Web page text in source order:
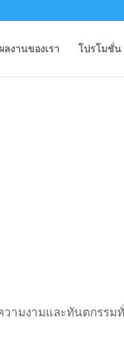
ผลงานของเรา โปรโมชั่น
ามงามและทันตกรร